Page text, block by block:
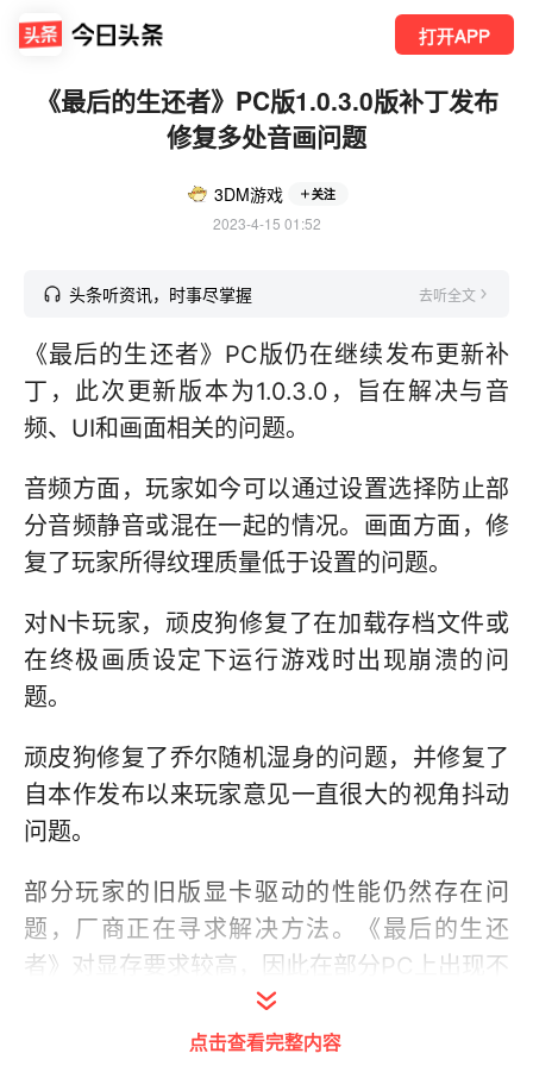
打开APP
《最后的生还者》PC版1.0.3.0版补丁发布
修复多处音画问题
3DM游戏 关注
2023-4-15 01:52
头条听资讯，时事尽掌握 去听全文
《最后的生还者》PC版仍在继续发布更新补
丁，此次更新版本为1.0.3.0，旨在解决与音
频、UI和画面相关的问题。
音频方面，玩家如今可以通过设置选择防止部
分音频静音或混在一起的情况。画面方面，修
复了玩家所得纹理质量低于设置的问题。
对N卡玩家，顽皮狗修复了在加载存档文件或
在终极画质设定下运行游戏时出现崩溃的问
题。
顽皮狗修复了乔尔随机湿身的问题，并修复了
自本作发布以来玩家意见一直很大的视角抖动
问题。
部分玩家的旧版显卡驱动的性能仍然存在问
题，厂商正在寻求解决方法。《最后的生还
者》对显存要求较高，因此在部分PC上出现不
点击查看完整内容